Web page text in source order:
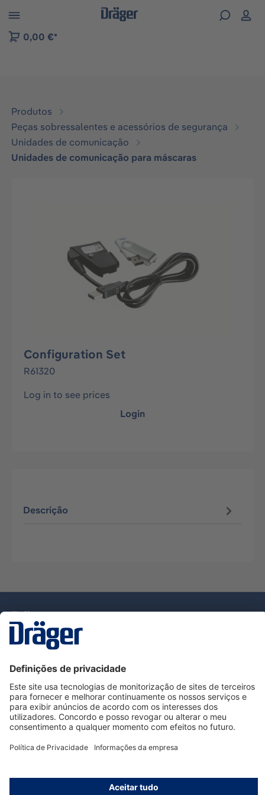
to B2B platform navigation
0,00 €*
Produtos
Peças sobressalentes e acessórios de segurança
Unidades de comunicação
Unidades de comunicação para máscaras
Configuration Set
R61320
Log in to see prices
Login
Descrição
Serviço de Apoio ao Cliente Dräger
Utilização da loja
Informações
© Dräger Portugal, Lda, 2024